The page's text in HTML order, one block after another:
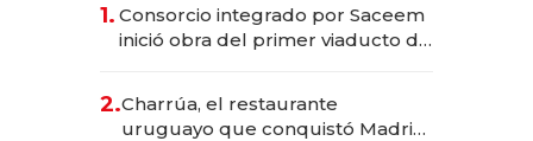
1. Consorcio integrado por Saceem
inició obra del primer viaducto de
millones
2.Charrúa, el restaurante
uruguayo que conquistó Madrid: